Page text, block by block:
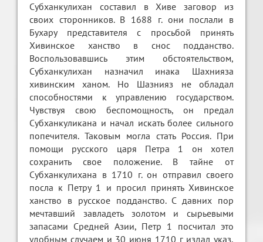
Субханкулихан составил в Хиве заговор из
своих сторонников. В 1688 г. они послали в
Бухару представителя с просьбой принять
Хивинское ханство в снос подданство.
Воспользовавшись этим обстоятельством,
Субханкулихан назначил инака Шахнияза
хивинским ханом. Но Шазнияз не обладал
способностями к управлению государством.
Чувствуя свою беспомощность, он предал
Субханкуликана и начал искать более сильного
попечителя. Таковым могла стать Россия. При
помощи русского царя Петра 1 он хотел
сохранить свое положение. В тайне от
Субханкулихана в 1710 г. он отправил своего
посла к Петру 1 и просил принять Хивинское
ханство в русское подданство. С давних пор
мечтавший завладеть золотом и сырьевыми
запасами Средней Азии, Петр 1 посчитал это
удобным случаем и 30 июня 1710 г издал указ,